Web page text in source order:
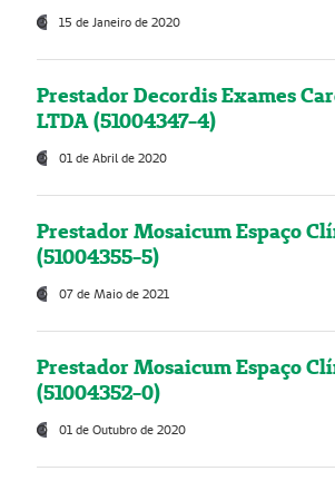
15 de Janeiro de 2020
Prestador Decordis Exames
LTDA (51004347-4)
01 de Abril de 2020
Prestador Mosaicum Espaço
(51004355-5)
07 de Maio de 2021
Prestador Mosaicum Espaço
(51004352-0)
01 de Outubro de 2020